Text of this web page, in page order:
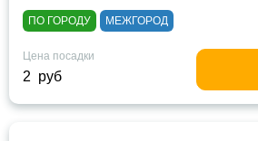
ПО ГОРОДУ МЕЖГОРОД
Цена посадки
2 руб